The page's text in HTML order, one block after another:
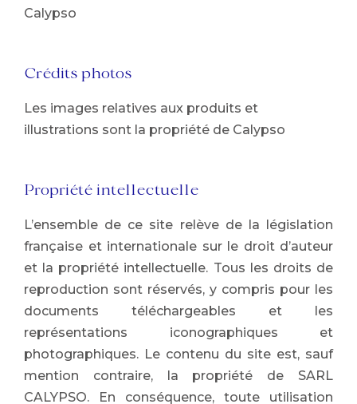
Calypso
Crédits photos
Les images relatives aux produits et
illustrations sont la propriété de Calypso
Propriété intellectuelle
L’ensemble de ce site relève de la législation
française et internationale sur le droit d’auteur
et la propriété intellectuelle. Tous les droits de
reproduction sont réservés, y compris pour les
documents téléchargeables et les
représentations iconographiques et
photographiques. Le contenu du site est, sauf
mention contraire, la propriété de SARL
CALYPSO. En conséquence, toute utilisation